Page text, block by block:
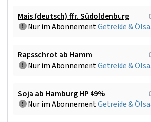
Mais (deutsch) ffr. Südoldenburg
Nur im AbonnementGetreide &
Rapsschrot ab Hamm
Nur im AbonnementGetreide &
Soja ab Hamburg HP 49%
Nur im AbonnementGetreide &